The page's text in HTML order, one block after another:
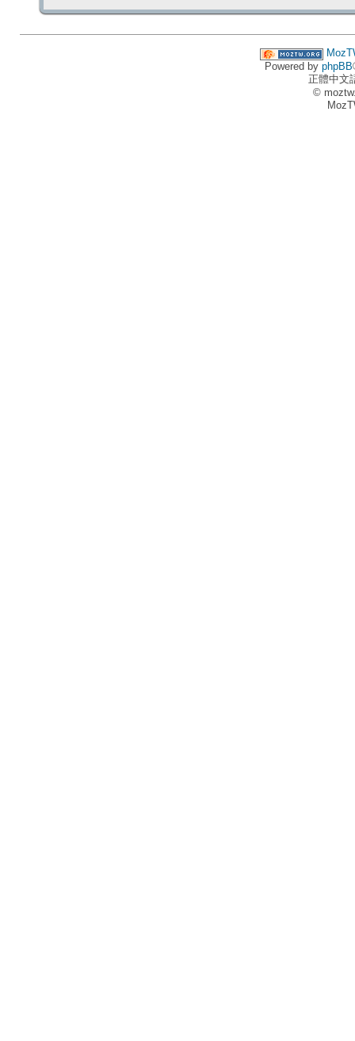
Powered by phpBB
正體中文
©